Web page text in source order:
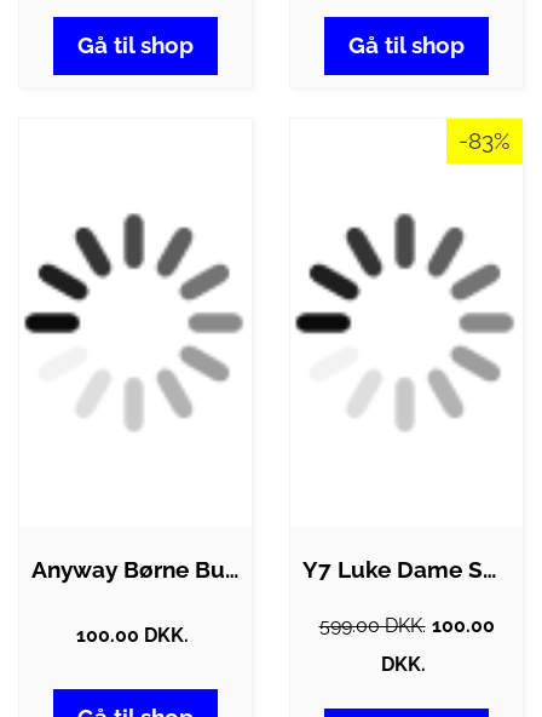
Gå til shop Gå til shop
Anyway Børne Bukser - Black - 14
100.00 DKK.
-83%
Y7 Luke Dame Sweatshirt - Sort - S
599.00 DKK. 100.00
DKK.